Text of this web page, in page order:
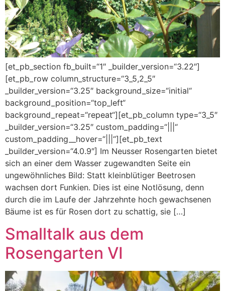
[et_pb_section fb_built=“1″ _builder_version=“3.22″]
[et_pb_row column_structure=“3_5,2_5″
_builder_version=“3.25″ background_size=“initial“
background_position=“top_left“
background_repeat=“repeat“][et_pb_column type=“3_5″
_builder_version=“3.25″ custom_padding=“|||“
custom_padding__hover=“|||“][et_pb_text
_builder_version=“4.0.9″] Im Neusser Rosengarten bietet
sich an einer dem Wasser zugewandten Seite ein
ungewöhnliches Bild: Statt kleinblütiger Beetrosen
wachsen dort Funkien. Dies ist eine Notlösung, denn
durch die im Laufe der Jahrzehnte hoch gewachsenen
Bäume ist es für Rosen dort zu schattig, sie […]
Smalltalk aus dem
Rosengarten VI